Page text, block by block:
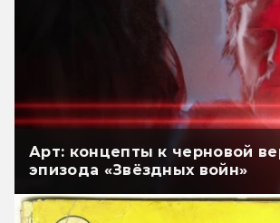
Арт: концепты к черновой
эпизода «Звёздных войн»